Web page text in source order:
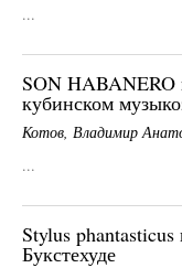
...
SON HABANERO
кубинском
Котов, Владимир
...
Stylus
Букстехуде